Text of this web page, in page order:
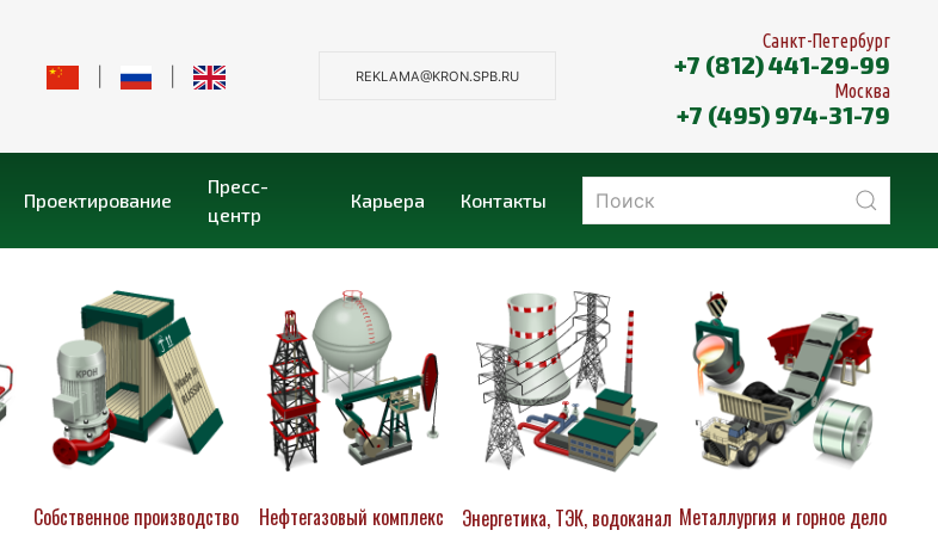
| REKLAMA@KRON.SPB.RU
Санкт-Петербург
+7 (812) 441-29-99
Москва
+7 (495) 974-31-79
Проектирование
Пресс-
центр
Карьера Контакты
Собственное производство Нефтегазовый комплекс Энергетика, ТЭК, водоканал Металлургия и горное дело